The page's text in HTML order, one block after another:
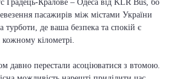
Градець-Кралове – Одеса від KLR Bus, бо
пасажирів між містами України
турботи, де ваша безпека та спокій є
кілометрі.
давно перестали асоціюватися з втомою.